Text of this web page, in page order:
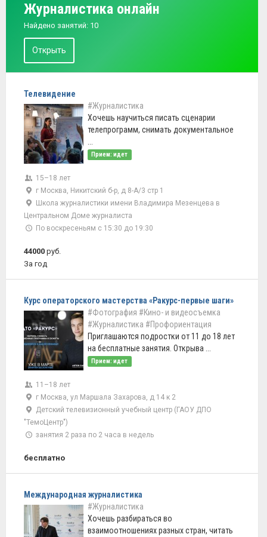
Журналистика онлайн
Найдено занятий: 10
Открыть
Телевидение
#Журналистика
Хочешь научиться писать сценарии
телепрограмм, снимать документальное
Прием: идет
15–18 лет
г Москва, Никитский б-р, д 8-А/3 стр 1
Школа журналистики имени Владимира Мезенцева в
Центральном Доме журналиста
По воскресеньям с 15:30 до 19:30
44000 руб.
За год
Курс операторского мастерства «Ракурс-первые шаги»
#Фотография #Кино- и видеосъемка
#Журналистика #Профориентация
Приглашаются подростки от 11 до 18 лет
на бесплатные занятия. Открыва ...
Прием: идет
11–18 лет
г Москва, ул Маршала Захарова, д 14 к 2
Детский телевизионный учебный центр (ГАОУ ДПО
"ТемоЦентр")
занятия 2 раза по 2 часа в недель
бесплатно
Международная журналистика
#Журналистика
Хочешь разбираться во
взаимоотношениях разных стран, читать